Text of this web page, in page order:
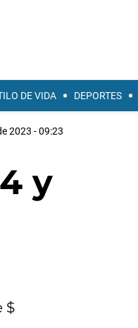
DE VIDA DEPORTES
2023 - 09:23
y
$